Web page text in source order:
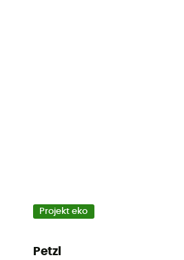
Projekt eko
Petzl